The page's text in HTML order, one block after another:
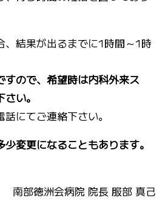
、結果が出るまでに1時間～1時
ので、希望時は内科外来ス
い。
にてご連絡下さい。
変更になることもあります。
南部徳洲会病院 院長 服部 真己